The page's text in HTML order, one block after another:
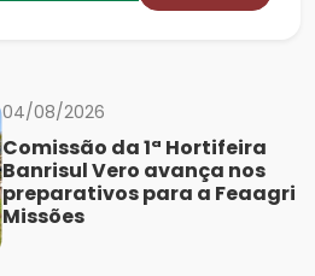
04/08/2026
Comissão da 1ª Hortifeira
Banrisul Vero avança nos
preparativos para a Feaagri
Missões